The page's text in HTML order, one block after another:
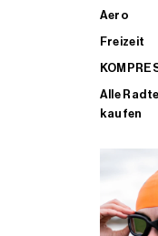
Aero
Freizeit
Alle
kaufen